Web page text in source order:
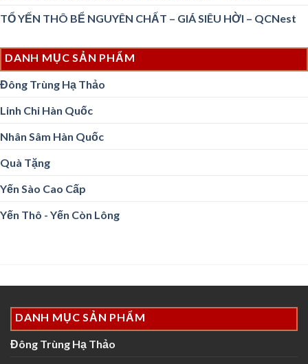
TỔ YẾN THÔ BỂ NGUYÊN CHẤT – GIÁ SIÊU HỜI – QCNest
DANH MỤC SẢN PHẨM
Đông Trùng Hạ Thảo
Linh Chi Hàn Quốc
Nhân Sâm Hàn Quốc
Quà Tặng
Yến Sào Cao Cấp
Yến Thô - Yến Còn Lông
DANH MỤC SẢN PHẨM
Đông Trùng Hạ Thảo